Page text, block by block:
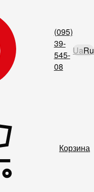
(095)
39-
545-
08
UaRu
Корзина